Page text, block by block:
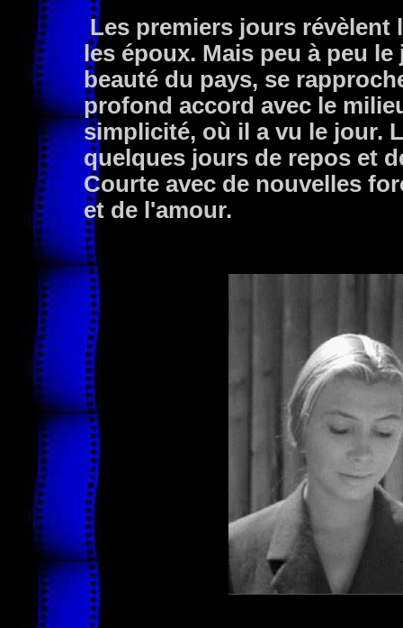
Les premiers jours révèlent
les époux. Mais peu à peu
beauté du pays, se
profond accord avec le
simplicité, où il a vu le jour.
quelques jours de repos et
Courte avec de nouvelles
et de l'amour.